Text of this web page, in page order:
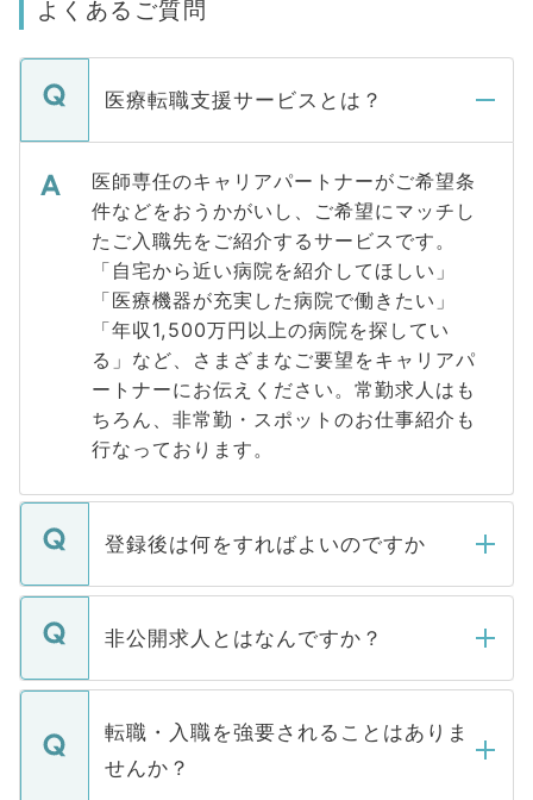
よくあるご質問
医療転職支援サービスとは？
医師専任のキャリアパートナーがご希望条
件などをおうかがいし、ご希望にマッチし
たご入職先をご紹介するサービスです。
「自宅から近い病院を紹介してほしい」
「医療機器が充実した病院で働きたい」
「年収1,500万円以上の病院を探してい
る」など、さまざまなご要望をキャリアパ
ートナーにお伝えください。常勤求人はも
ちろん、非常勤・スポットのお仕事紹介も
行なっております。
登録後は何をすればよいのですか
ご登録いただきましたら、弊社担当者がご
登録内容を確認し、その後メールもしくは
ます。通常、5営業日以内にはご連絡をせて
いただきますので、しばらくお待ちくださ
非公開求人とはなんですか？
マイナビDOCTORで取り扱っている求人の
うち約3割は、Webサイトからご覧いただ
けない「非公開求人」です。非公開求人は
下記の理由によって、一般には公開してい
転職・入職を強要されることはありま
せんか？